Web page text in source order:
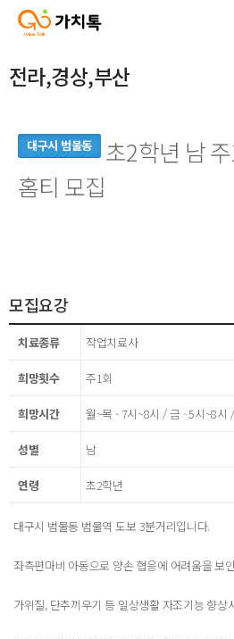
전라,경상,부산
대구시 범물동
초2학년 남
홈티 모집
모집요강
치료종류 작업치료사
희망횟수 주1회
희망시간 월~목 - 7시~8시 / 금 - 5시~8시
성별 남
연령 초2학년
대구시 범물동 범물역 도보 3분거리입니다.
좌측편마비 아동으로 양손 협응에 어려움을 보
가위질, 단추끼우기 등 일상생활 자조기능 향상